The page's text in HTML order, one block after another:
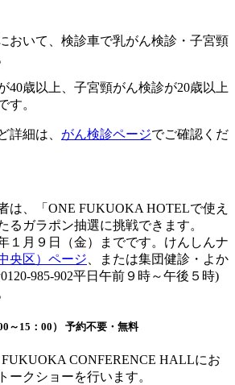
おいて、検診車で乳がん検診・子宮頸
40歳以上、子宮頸がん検診が20歳以上
す。
詳細は、 がん検診ページでご確認くだ
は、「ONE FUKUOKA HOTELで使え
るガラポン抽選に挑戦できます。
１月９日（金）までです。けんしんナ
央区）ページ 、または集団健診・よか
985-902平日午前９時～午後５時)
～15：00） 予約不要・無料
CONFERENCE HALLにお
ークショーを行います。